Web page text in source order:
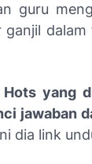
guru
ganjil
yang
jawaban
dia link